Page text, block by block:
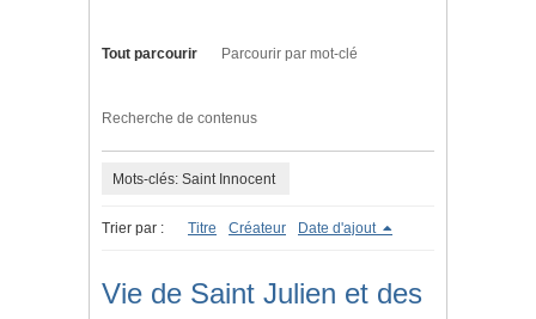
Tout parcourir Parcourir par mot-clé
Recherche de contenus
Mots-clés: Saint Innocent
Trier par : Titre Créateur Date d'ajout
Vie de Saint Julien et des